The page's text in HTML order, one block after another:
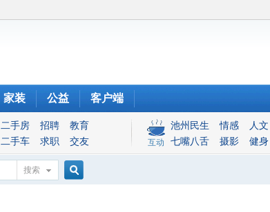
家装 公益 客户端
二手房 招聘
教育
二手车 求职 交友 互动
池州民生 情感
人文
七嘴八舌
摄影 健身
搜索